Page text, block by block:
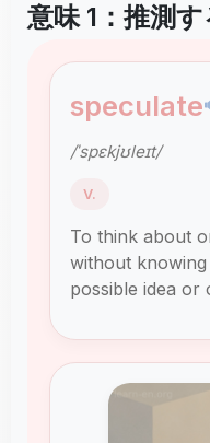
意味 1：推測
speculate
/ˈspɛkjʊleɪt/
V.
To think about
without
possible idea or